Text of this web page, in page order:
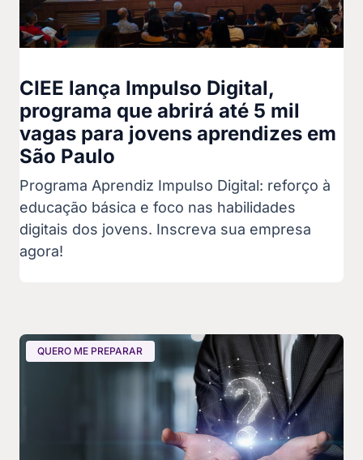
CIEE lança Impulso Digital,
programa que abrirá até 5 mil
vagas para jovens aprendizes em
São Paulo
Programa Aprendiz Impulso Digital: reforço à
educação básica e foco nas habilidades
digitais dos jovens. Inscreva sua empresa
agora!
QUERO ME PREPARAR